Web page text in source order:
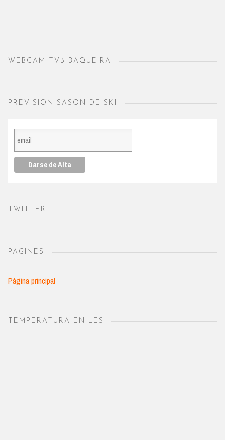
WEBCAM TV3 BAQUEIRA
PREVISION SASON DE SKI
TWITTER
PAGINES
Página principal
TEMPERATURA EN LES